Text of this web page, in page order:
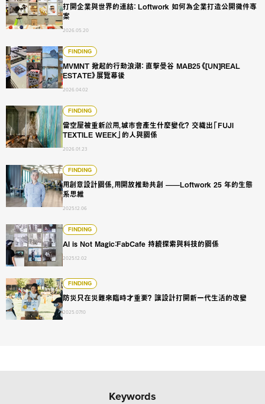
打開企業與世界的連結： Loftwork 如何為企業打造公開徵件專
案
2026.05.20
FINDING
MVMNT 掀起的行動浪潮： 直擊曼谷 MAB25《[UN]REAL
ESTATE》展覽幕後
2026.04.02
MVMNT 掀起的行動浪潮： 直擊曼谷 MAB25《[UN]REAL
FINDING
當空屋被重新啟用，城市會產生什麼變化？ 交織出「FUJI
TEXTILE WEEK」的人與關係
2026.01.23
當空屋被重新啟用，城市會產生什麼變化？ 交織出「FUJI
FINDING
用創意設計關係，用開放推動共創 ——Loftwork 25 年的生態
系思維
2025.12.06
用創意設計關係，用開放推動共創 ——Loftwork 25 年的生態
FINDING
AI is Not Magic：FabCafe 持續探索與科技的關係
2025.12.02
AI is Not Magic：FabCafe 持續探索與科技的關係
FINDING
防災只在災難來臨時才重要？ 讓設計打開新一代生活的改變
2025.07.10
防災只在災難來臨時才重要？ 讓設計打開新一代生活的改變
Keywords